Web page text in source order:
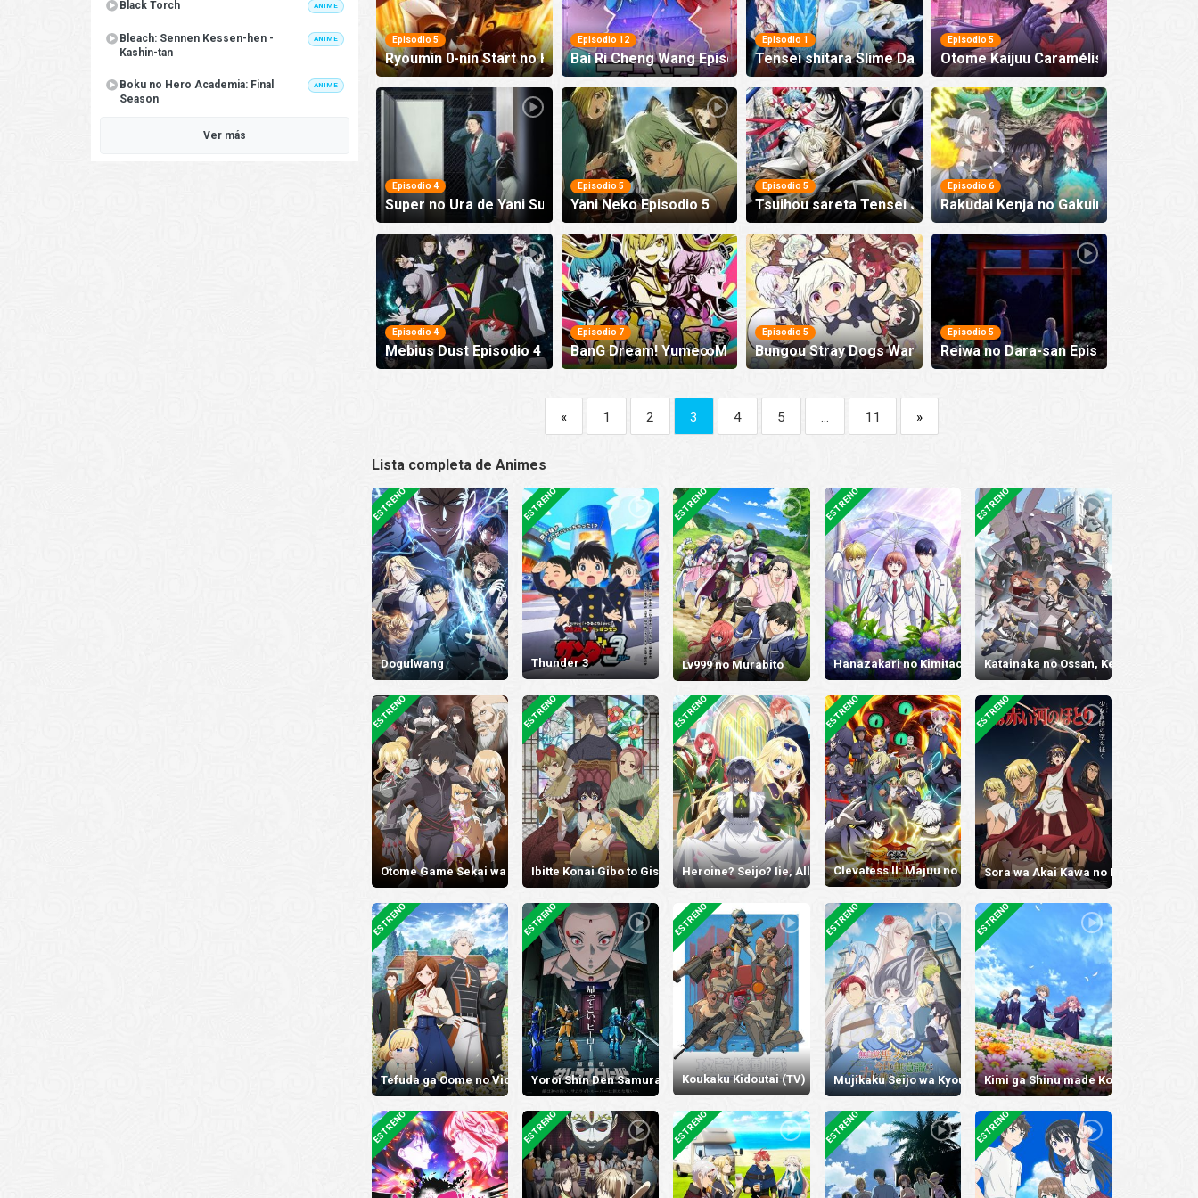
Black Torch ANIME
Bleach: Sennen Kessen-hen -
Kashin-tan
ANIME
Boku no Hero Academia: Final
Season
ANIME
Ver más
Episodio 5
Ryoumin 0-nin Start no Henkyou Ryoushu-sama Episodio 5
Episodio 12
Bai Ri Cheng Wang Episodio 12
Episodio 1
Tensei shitara Slime Datta Ken Movie 2: Soukai no Namida-hen
Episodio 5
Otome Kaijuu Caraméliser Episodio 5
Episodio 4
Super no Ura de Yani Suu Futari Episodio 4
Episodio 5
Yani Neko Episodio 5
Episodio 5
Tsuihou sareta Tensei Juukishi wa Game Chishiki de Musou suru
Episodio 6
Rakudai Kenja no Gakuin Musou:
Episodio 4
Mebius Dust Episodio 4
Episodio 7
BanG Dream! Yume∞Mita Episodio 7
Episodio 5
Bungou Stray Dogs Wan! 2 Episodio 5
Episodio 5
Reiwa no Dara-san Episodio 5
« 1 2 3 4 5 … 11 »
Lista completa de Animes
ESTRENO
Dogulwang
ESTRENO
Thunder 3
ESTRENO
Lv999 no Murabito
ESTRENO
Hanazakari no Kimitachi e 2nd Season
ESTRENO
Katainaka no Ossan, Kensei ni Naru II
ESTRENO
Otome Game Sekai wa Mob ni Kibishii Sekai desu 2
ESTRENO
Ibitte Konai Gibo to Gishi
ESTRENO
Heroine? Seijo? Iie, All Works Maid desu (Hokori)!
ESTRENO
Clevatess II: Majuu no Ou to Itsuwari no Yuusha Denshou
ESTRENO
Sora wa Akai Kawa no Hotori
ESTRENO
Tefuda ga Oome no Victoria
ESTRENO
Yoroi Shin Den Samurai Troopers Part 2
ESTRENO
Koukaku Kidoutai (TV)
ESTRENO
Mujikaku Seijo wa Kyou mo Muishiki ni Chikara wo Tare Nagasu
ESTRENO
Kimi ga Shinu made Koi wo Shitai
ESTRENO ESTRENO ESTRENO ESTRENO ESTRENO